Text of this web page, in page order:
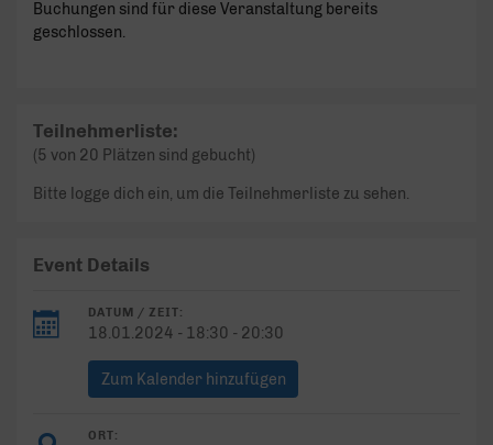
Buchungen sind für diese Veranstaltung bereits
geschlossen.
Teilnehmerliste:
(5 von 20 Plätzen sind gebucht)
Bitte logge dich ein, um die Teilnehmerliste zu sehen.
Event Details
DATUM / ZEIT:
18.01.2024 - 18:30 - 20:30
Zum Kalender hinzufügen
ORT: